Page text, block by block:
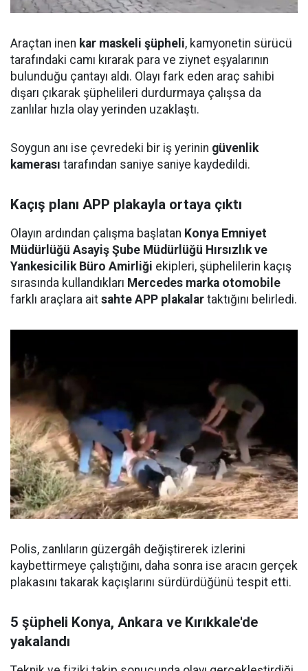
Araçtan inen kar maskeli şüpheli, kamyonetin sürücü
tarafındaki camı kırarak para ve ziynet eşyalarının
bulunduğu çantayı aldı. Olayı fark eden araç sahibi
dışarı çıkarak şüphelileri durdurmaya çalışsa da
zanlılar hızla olay yerinden uzaklaştı.
Soygun anı ise çevredeki bir iş yerinin güvenlik
kamerası tarafından saniye saniye kaydedildi.
Kaçış planı APP plakayla ortaya çıktı
Olayın ardından çalışma başlatan Konya Emniyet
Müdürlüğü Asayiş Şube Müdürlüğü Hırsızlık ve
Yankesicilik Büro Amirliği ekipleri, şüphelilerin kaçış
sırasında kullandıkları Mercedes marka otomobile
farklı araçlara ait sahte APP plakalar taktığını belirledi.
Polis, zanlıların güzergâh değiştirerek izlerini
kaybettirmeye çalıştığını, daha sonra ise aracın gerçek
plakasını takarak kaçışlarını sürdürdüğünü tespit etti.
5 şüpheli Konya, Ankara ve Kırıkkale'de
yakalandı